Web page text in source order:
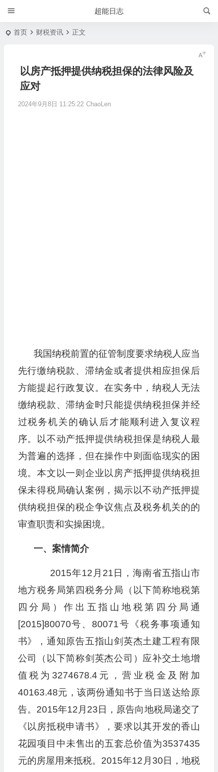
超能日志
首页 财税资讯 正文
以房产抵押提供纳税担保的法律风险及
应对
2024年9月8日 11:25:22 ChaoLen
我国纳税前置的征管制度要求纳税人应当
先行缴纳税款、滞纳金或者提供相应担保后
方能提起行政复议。在实务中，纳税人无法
缴纳税款、滞纳金时只能提供纳税担保并经
过税务机关的确认后才能顺利进入复议程
序。以不动产抵押提供纳税担保是纳税人最
为普遍的选择，但在操作中则面临现实的困
境。本文以一则企业以房产抵押提供纳税担
保未得税局确认案例，揭示以不动产抵押提
供纳税担保的税企争议焦点及税务机关的的
审查职责和实操困境。
一、案情简介
2015年12月21日，海南省五指山市
地方税务局第四税务分局（以下简称地税第
四分局）作出五指山地税第四分局通
[2015]80070号、80071号《税务事项通知
书》，通知原告五指山剑英杰土建工程有限
公司（以下简称剑英杰公司）应补交土地增
值税为3274678.4元，营业税金及附加
40163.48元，该两份通知书于当日送达给原
告。2015年12月23日，原告向地税局递交了
《以房抵税申请书》，要求以其开发的香山
花园项目中未售出的五套总价值为3537435
元的房屋用来抵税。2015年12月30日，地税